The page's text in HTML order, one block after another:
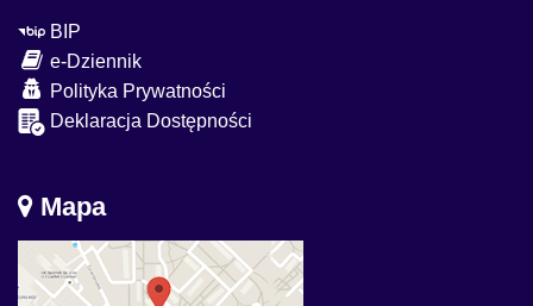
BIP
e-Dziennik
Polityka Prywatności
Deklaracja Dostępności
Mapa